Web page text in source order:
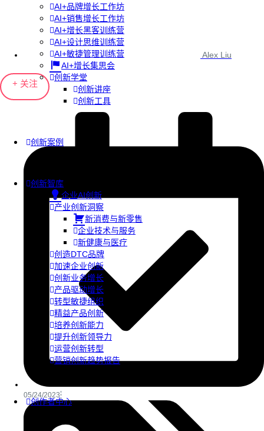
AI+品牌增长工作坊
AI+销售增长工作坊
AI+增长黑客训练营
AI+设计思维训练营
AI+敏捷管理训练营
AI+增长集思会
创新学堂
创新讲座
创新工具
创新案例
创新智库
企业AI创新
产业创新洞察
新消费与新零售
企业技术与服务
新健康与医疗
创造DTC品牌
加速企业创新
创新业务增长
产品驱动增长
转型敏捷组织
精益产品创新
培养创新能力
提升创新领导力
运营创新转型
营销创新趋势报告
创作者中心
Alex Liu
+ 关注
05/24/2023